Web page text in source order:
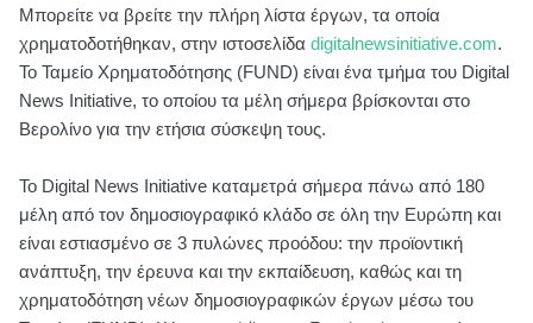
Μπορείτε να βρείτε την πλήρη λίστα έργων, τα οποία
χρηματοδοτήθηκαν, στην ιστοσελίδα digitalnewsinitiative.com.
Το Ταμείο Χρηματοδότησης (FUND) είναι ένα τμήμα του Digital
News Initiative, το οποίου τα μέλη σήμερα βρίσκονται στο
Βερολίνο για την ετήσια σύσκεψη τους.
Το Digital News Initiative καταμετρά σήμερα πάνω από 180
μέλη από τον δημοσιογραφικό κλάδο σε όλη την Ευρώπη και
είναι εστιασμένο σε 3 πυλώνες προόδου: την προϊοντική
ανάπτυξη, την έρευνα και την εκπαίδευση, καθώς και τη
χρηματοδότηση νέων δημοσιογραφικών έργων μέσω του